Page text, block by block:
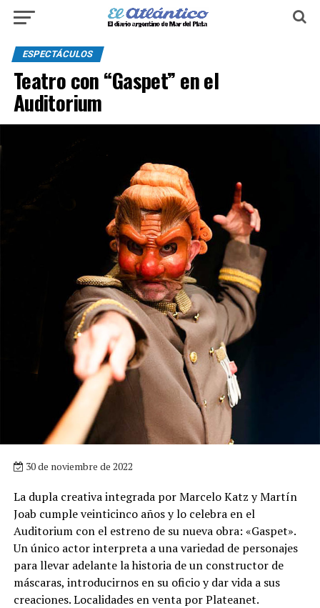
ESPECTÁCULOS
Teatro con “Gaspet” en el
Auditorium
30 de noviembre de 2022
La dupla creativa integrada por Marcelo Katz y Martín
Joab cumple veinticinco años y lo celebra en el
Auditorium con el estreno de su nueva obra: «Gaspet».
Un único actor interpreta a una variedad de personajes
para llevar adelante la historia de un constructor de
máscaras, introducirnos en su oficio y dar vida a sus
creaciones. Localidades en venta por Plateanet.